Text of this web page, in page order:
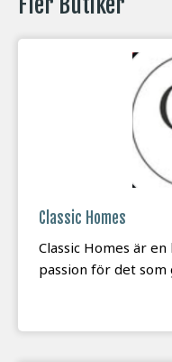
Classic Homes
Classic Homes är
passion för det som